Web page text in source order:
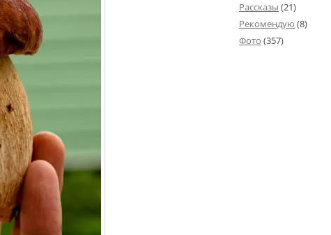
Рассказы (21)
Рекомендую (8)
Фото (357)